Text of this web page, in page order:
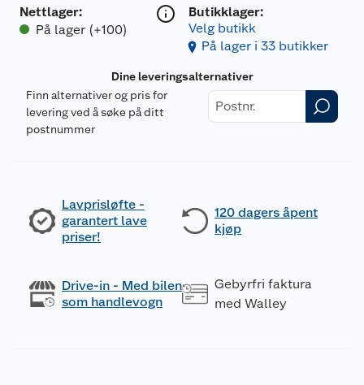
Nettlager:
På lager (+100)
Butikklager:
Velg butikk
På lager i 33 butikker
Dine leveringsalternativer
Finn alternativer og pris for
levering ved å søke på ditt
postnummer
Lavprisløfte -
garantert lave
priser!
120 dagers åpent
kjøp
Drive-in - Med bilen
som handlevogn
Gebyrfri faktura
med Walley